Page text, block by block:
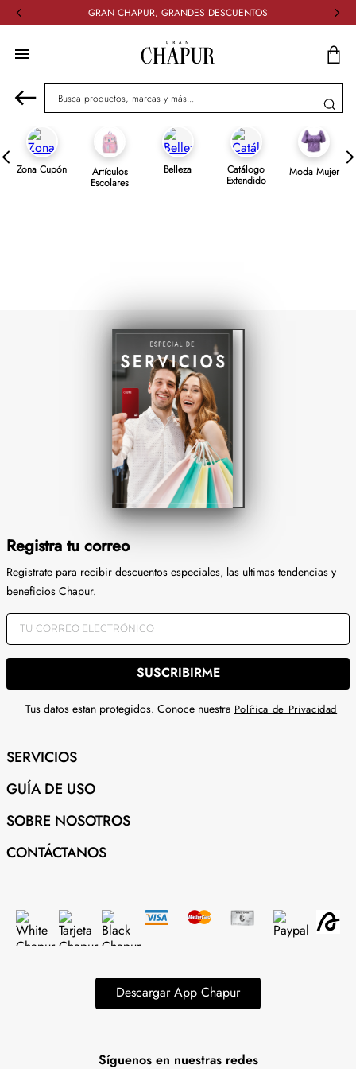
GRAN CHAPUR, GRANDES DESCUENTOS
Busca productos, marcas y más...
Zona Cupón Artículos
Escolares
Belleza Catálogo
Extendido
Moda Mujer
Registra tu correo
Registrate para recibir descuentos especiales, las ultimas tendencias y
beneficios Chapur.
SUSCRIBIRME
Tus datos estan protegidos. Conoce nuestra Política de Privacidad
SERVICIOS
GUÍA DE USO
SOBRE NOSOTROS
CONTÁCTANOS
Descargar App Chapur
Síguenos en nuestras redes